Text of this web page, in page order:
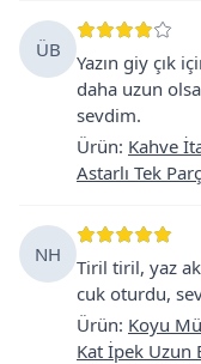
ÜB
Yazın giy çık
daha uzun
sevdim.
Ürün: Kahve
Astarlı Tek
NH
Tiril tiril, yaz
cuk oturdu,
Ürün: Koyu
Kat İpek Uzun